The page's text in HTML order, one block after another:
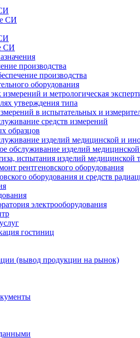
СИ
СИ
производства
производства
оборудования
и метрологическая
утверждения типа
в испытательных и
средств измерений
образцов
изделий медицинской и
обслуживание изделий
испытания изделий
рентгеновского оборудования
оборудования и средств
электрооборудования
гостиниц
(вывод продукции на рынок)